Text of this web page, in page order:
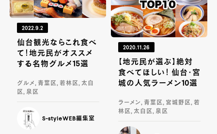
2022.9.2
仙台観光ならこれ食べ
て！地元民がオススメ
する名物グルメ15選
グルメ, 青葉区, 若林区, 太白
区, 泉区
S-styleWEB編集室
2020.11.26
【地元民が選ぶ】絶対
食べてほしい！ 仙台・宮
城の人気ラーメン10選
ラーメン, 青葉区, 宮城野区, 若
林区, 太白区, 泉区